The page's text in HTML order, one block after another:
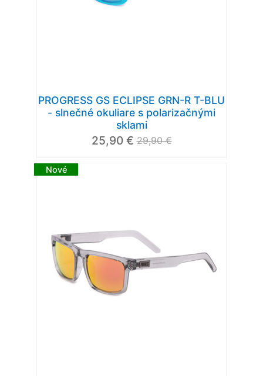
PROGRESS GS ECLIPSE GRN-R T-BLU
- slnečné okuliare s polarizačnými
sklami
25,90 € 29,90 €
Nové